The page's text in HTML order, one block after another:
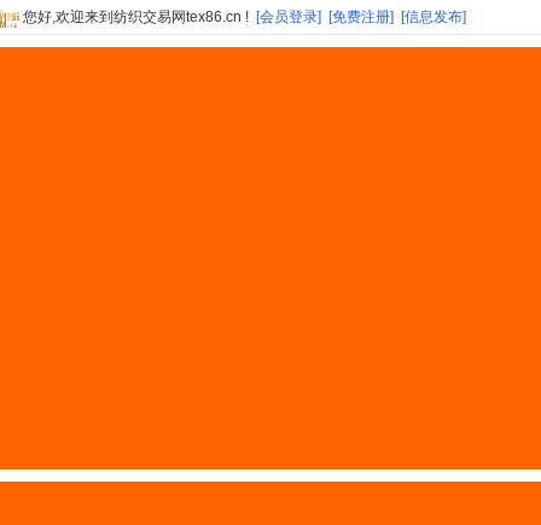
您好,欢迎来到纺织交易网tex86.cn ! [会员登录] [免费注册] [信息发布]